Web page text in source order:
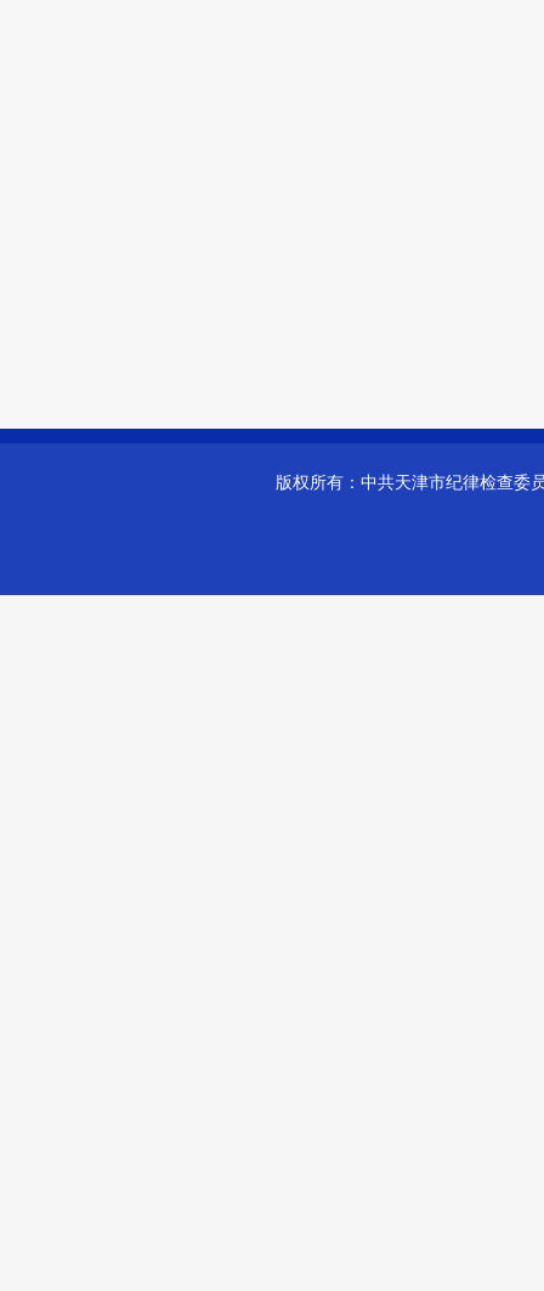
版权所有： 中共天津市纪律检查委